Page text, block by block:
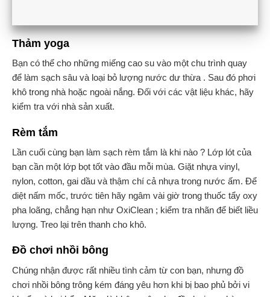
Thảm yoga
Bạn có thể cho những miếng cao su vào một chu trình quay
để làm sạch sâu và loại bỏ lượng nước dư thừa . Sau đó phơi
khô trong nhà hoặc ngoài nắng. Đối với các vật liệu khác, hãy
kiểm tra với nhà sản xuất.
Rèm tắm
Lần cuối cùng bạn làm sạch rèm tắm là khi nào ? Lớp lót của
bạn cần một lớp bọt tốt vào đầu mỗi mùa. Giặt nhựa vinyl,
nylon, cotton, gai dầu và thậm chí cả nhựa trong nước ấm. Để
diệt nấm mốc, trước tiên hãy ngâm vài giờ trong thuốc tẩy oxy
pha loãng, chẳng hạn như OxiClean ; kiểm tra nhãn để biết liều
lượng. Treo lại trên thanh cho khô.
Đồ chơi nhồi bông
Chúng nhận được rất nhiều tình cảm từ con bạn, nhưng đồ
chơi nhồi bông trông kém đáng yêu hơn khi bị bao phủ bởi vi